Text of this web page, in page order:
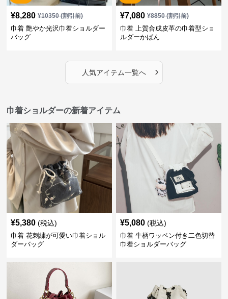
¥8,280 ¥10350(割引前)
巾着 艶やか光沢巾着ショルダー
バッグ
¥7,080 ¥8850(割引前)
巾着 上質合成皮革の巾着型ショ
ルダーかばん
人気アイテム一覧へ ›
巾着ショルダーの新着アイテム
¥5,380 (税込)
巾着 花刺繍が可愛い巾着ショル
ダーバッグ
¥5,080 (税込)
巾着 牛柄ワッペン付き二色切替
巾着ショルダーバッグ